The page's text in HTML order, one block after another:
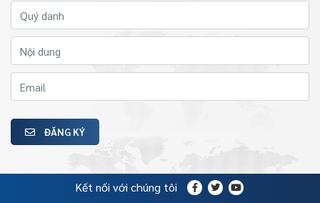
ĐĂNG KÝ
Kết nối với chúng tôi